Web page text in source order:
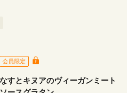
会員限定
なすとキヌアのヴィーガンミート